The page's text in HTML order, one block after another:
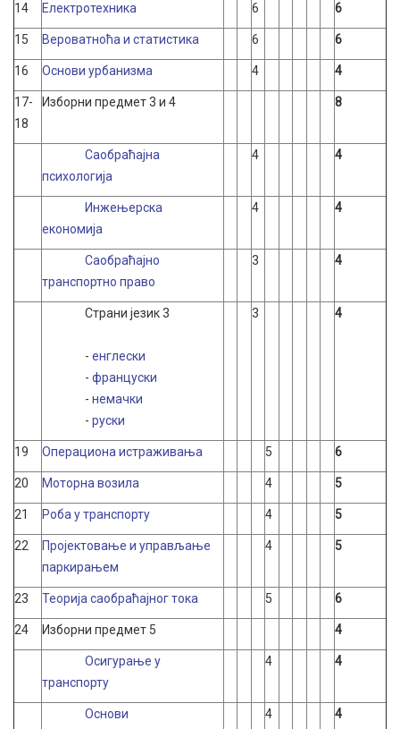
14 Електротехника 6 6
15 Вероватноћа и статистика 6 6
16 Основи урбанизма 4 4
17-
18
Изборни предмет 3 и 4 8
Саобраћајна
психологија
4 4
Инжењерска
економија
4 4
Саобраћајно
транспортно право
3 4
Страни језик 3
- енглески
- француски
- немачки
- руски
3 4
19 Операциона истраживања 5 6
20 Моторна возила 4 5
21 Роба у транспорту 4 5
22
Пројектовање и управљање
паркирањем
4 5
23 Теорија саобраћајног тока 5 6
24 Изборни предмет 5 4
Осигурање у
транспорту
4 4
Основи
4 4